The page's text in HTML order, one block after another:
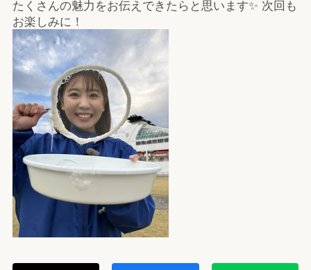
たくさんの魅力をお伝えできたらと思います✨ 次回も
お楽しみに！